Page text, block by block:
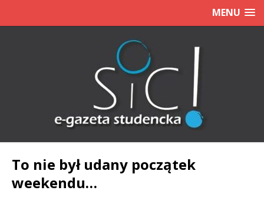
MENU
To nie był udany początek
weekendu…